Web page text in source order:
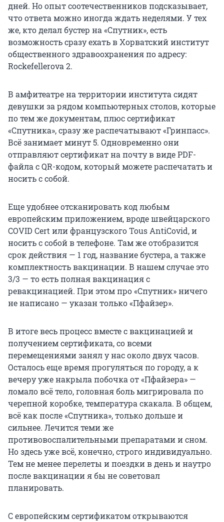
дней. Но опыт соотечественников подсказывает,
что ответа можно иногда ждать неделями. У тех
же, кто делал бустер на «Спутник», есть
возможность сразу ехать в Хорватский институт
общественного здравоохранения по адресу:
Rockefellerova 2.
В амфитеатре на территории института сидят
девушки за рядом компьютерных столов, которые
по тем же документам, плюс сертификат
«Спутника», сразу же распечатывают «Гринпасс».
Всё занимает минут 5. Одновременно они
отправляют сертификат на почту в виде PDF-
файла с QR-кодом, который можете распечатать и
носить с собой.
Еще удобнее отсканировать код любым
европейским приложением, вроде швейцарского
COVID Cert или французского Tous AntiCovid, и
носить с собой в телефоне. Там же отобразится
срок действия — 1 год, название бустера, а также
комплектность вакцинации. В нашем случае это
3/3 — то есть полная вакцинация с
ревакцинацией. При этом про «Спутник» ничего
не написано — указан только «Пфайзер».
В итоге весь процесс вместе с вакцинацией и
получением сертификата, со всеми
перемещениями занял у нас около двух часов.
Осталось еще время прогуляться по городу, а к
вечеру уже накрыла побочка от «Пфайзера» —
ломало всё тело, головная боль мигрировала по
черепной коробке, температура скакала. В общем,
всё как после «Спутника», только дольше и
сильнее. Лечится теми же
противовоспалительными препаратами и сном.
Но здесь уже всё, конечно, строго индивидуально.
Тем не менее перелеты и поездки в день и наутро
после вакцинации я бы не советовал
планировать.
С европейским сертификатом открываются